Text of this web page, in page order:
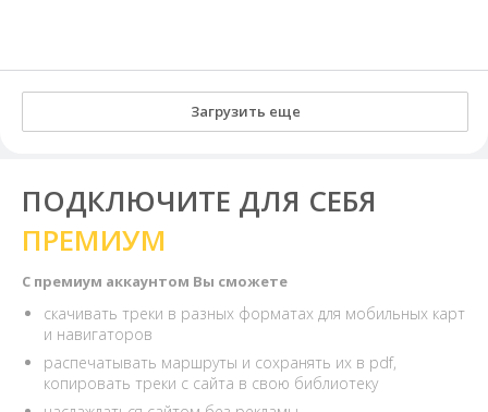
Загрузить еще
ПОДКЛЮЧИТЕ ДЛЯ СЕБЯ
ПРЕМИУМ
С премиум аккаунтом Вы сможете
скачивать треки в разных форматах для мобильных карт
и навигаторов
распечатывать маршруты и сохранять их в pdf,
копировать треки с сайта в свою библиотеку